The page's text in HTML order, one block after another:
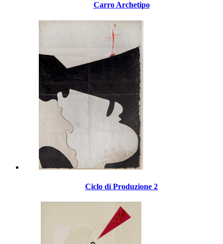
Carro Archetipo
Ciclo di Produzione 2